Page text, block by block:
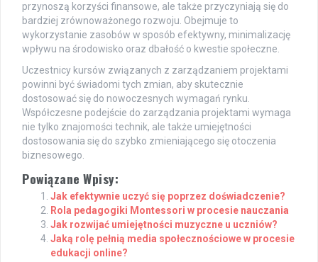
przynoszą korzyści finansowe, ale także przyczyniają się do
bardziej zrównoważonego rozwoju. Obejmuje to
wykorzystanie zasobów w sposób efektywny, minimalizację
wpływu na środowisko oraz dbałość o kwestie społeczne.
Uczestnicy kursów związanych z zarządzaniem projektami
powinni być świadomi tych zmian, aby skutecznie
dostosować się do nowoczesnych wymagań rynku.
Współczesne podejście do zarządzania projektami wymaga
nie tylko znajomości technik, ale także umiejętności
dostosowania się do szybko zmieniającego się otoczenia
biznesowego.
Powiązane Wpisy:
Jak efektywnie uczyć się poprzez doświadczenie?
Rola pedagogiki Montessori w procesie nauczania
Jak rozwijać umiejętności muzyczne u uczniów?
Jaką rolę pełnią media społecznościowe w procesie
edukacji online?